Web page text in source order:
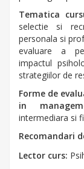
Tematica
selectie si
personala si
evaluare a
impactul
strategiilor de
Forme de
in
intermediara si
Recomandari
Lector curs: